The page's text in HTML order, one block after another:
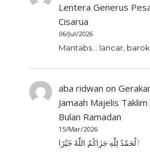
Lentera Generus
Cisarua
06/Jul/2026
Mantabs... lancar,
aba ridwan on
Jamaah Majelis
Bulan Ramadan
15/Mar/2026
ٱلْحَمْدُ لِلّٰهِ جَزَاكُمُ اللّٰهُ خَيْرًا